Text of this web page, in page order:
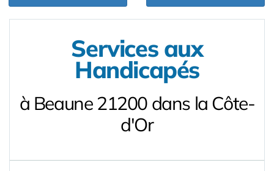
Services aux
Handicapés
à Beaune 21200 dans la Côte-
d'Or